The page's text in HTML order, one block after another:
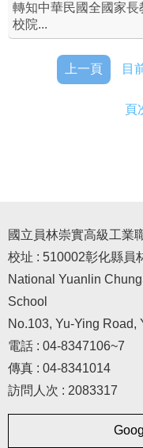
資通安全專區
校外人士協助教學
轉知中華民國全國家
校院...
上一頁 目
頁
國立員林崇實高級工業
校址 : 510002彰化縣員
National Yuanlin
School
No.103, Yu-Ying Road,
電話 : 04-8347106~7
傳真 : 04-8341014
訪問人次 : 2083317